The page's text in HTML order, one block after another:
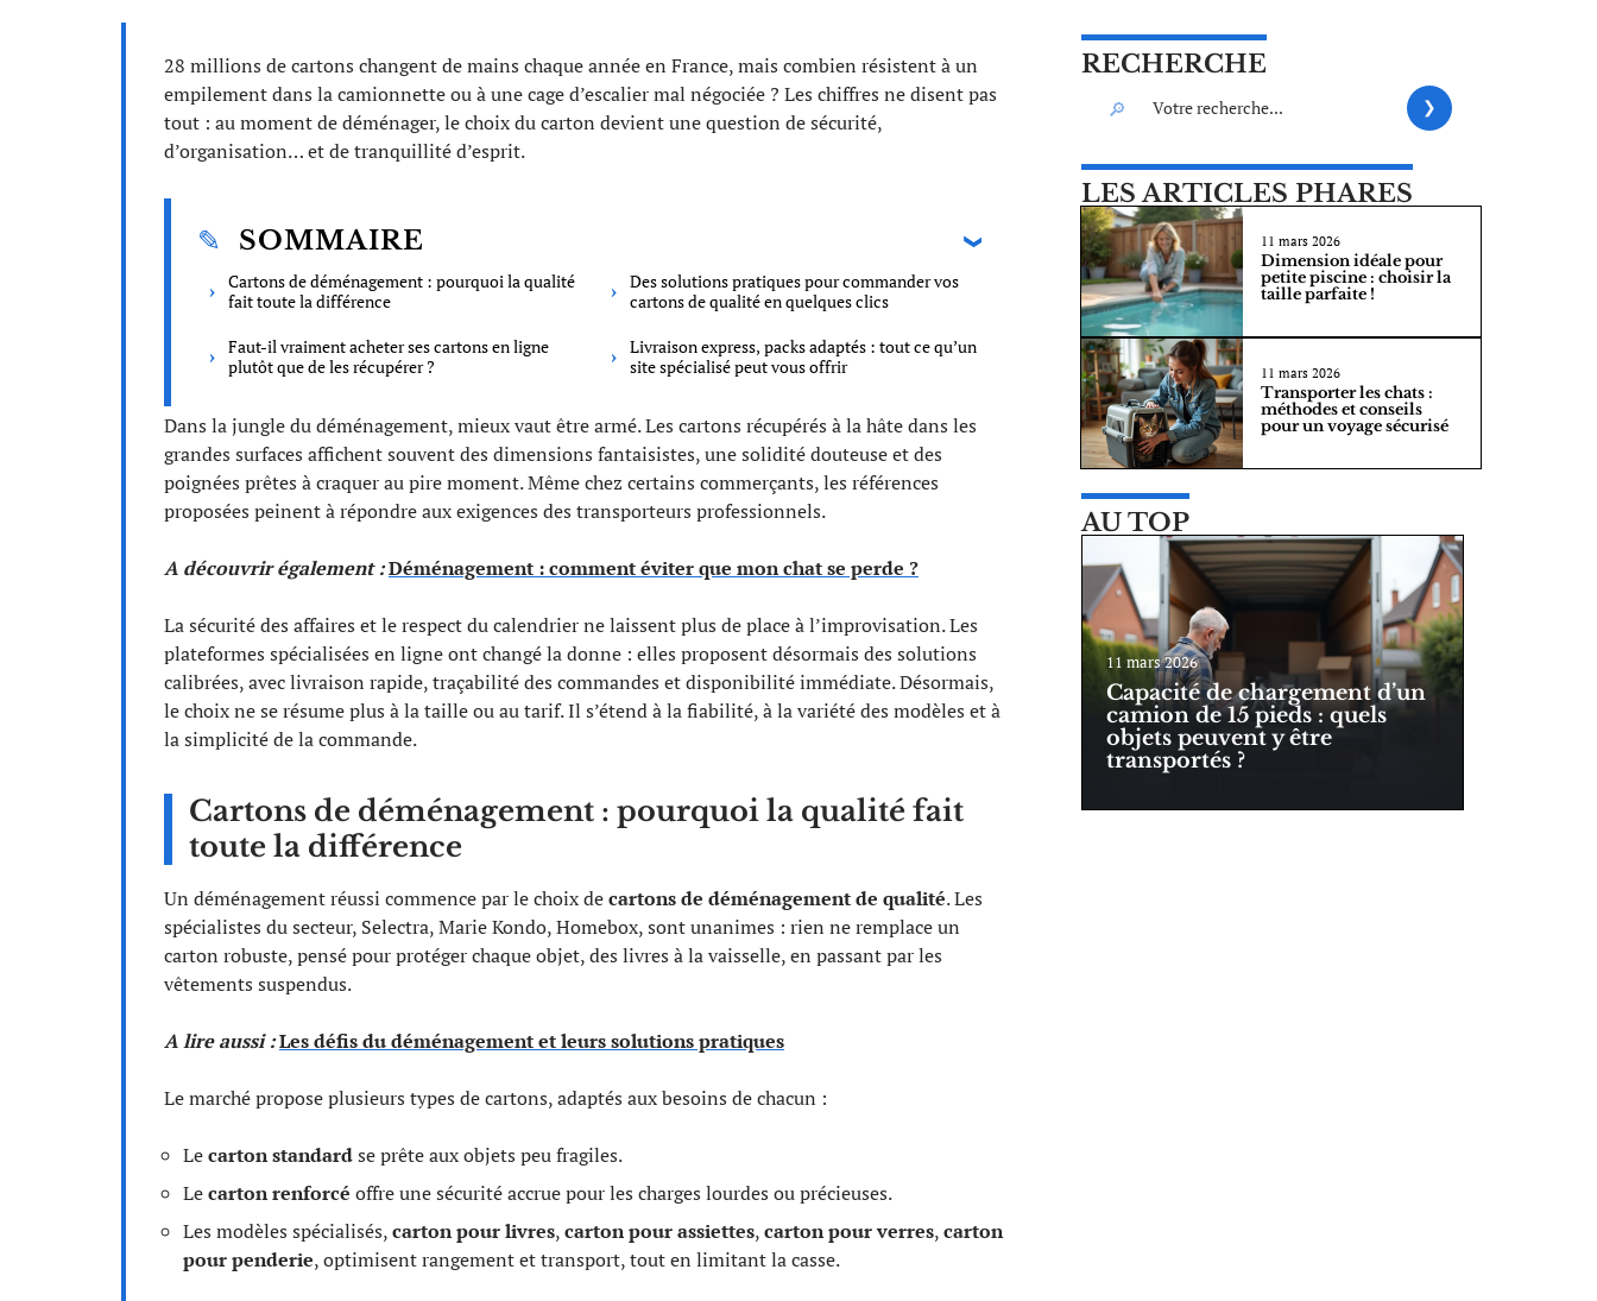
28 millions de cartons changent de mains chaque année en France, mais combien résistent à un
empilement dans la camionnette ou à une cage d’escalier mal négociée ? Les chiffres ne disent pas
tout : au moment de déménager, le choix du carton devient une question de sécurité,
d’organisation… et de tranquillité d’esprit.
SOMMAIRE
Cartons de déménagement : pourquoi la qualité
fait toute la différence
Faut-il vraiment acheter ses cartons en ligne
plutôt que de les récupérer ?
Des solutions pratiques pour commander vos
cartons de qualité en quelques clics
Livraison express, packs adaptés : tout ce qu’un
site spécialisé peut vous offrir
Dans la jungle du déménagement, mieux vaut être armé. Les cartons récupérés à la hâte dans les
grandes surfaces affichent souvent des dimensions fantaisistes, une solidité douteuse et des
poignées prêtes à craquer au pire moment. Même chez certains commerçants, les références
proposées peinent à répondre aux exigences des transporteurs professionnels.
A découvrir également :Déménagement : comment éviter que mon chat se perde ?
La sécurité des affaires et le respect du calendrier ne laissent plus de place à l’improvisation. Les
plateformes spécialisées en ligne ont changé la donne : elles proposent désormais des solutions
calibrées, avec livraison rapide, traçabilité des commandes et disponibilité immédiate. Désormais,
le choix ne se résume plus à la taille ou au tarif. Il s’étend à la fiabilité, à la variété des modèles et à
la simplicité de la commande.
Cartons de déménagement : pourquoi la qualité fait
toute la différence
Un déménagement réussi commence par le choix decartons de déménagement de qualité. Les
spécialistes du secteur, Selectra, Marie Kondo, Homebox, sont unanimes : rien ne remplace un
carton robuste, pensé pour protéger chaque objet, des livres à la vaisselle, en passant par les
vêtements suspendus.
A lire aussi :Les défis du déménagement et leurs solutions pratiques
Le marché propose plusieurs types de cartons, adaptés aux besoins de chacun :
Lecarton standardse prête aux objets peu fragiles.
Lecarton renforcé offre une sécurité accrue pour les charges lourdes ou précieuses.
Les modèles spécialisés,carton pour livres,carton pour assiettes,carton pour verres,carton
pour penderie, optimisent rangement et transport, tout en limitant la casse.
RECHERCHE
LES ARTICLES PHARES
11 mars 2026
Dimension idéale pour
petite piscine : choisir la
taille parfaite !
11 mars 2026
Transporter les chats :
méthodes et conseils
pour un voyage sécurisé
AU TOP
11 mars 2026
Capacité de chargement d’un
camion de 15 pieds : quels
objets peuvent y être
transportés ?